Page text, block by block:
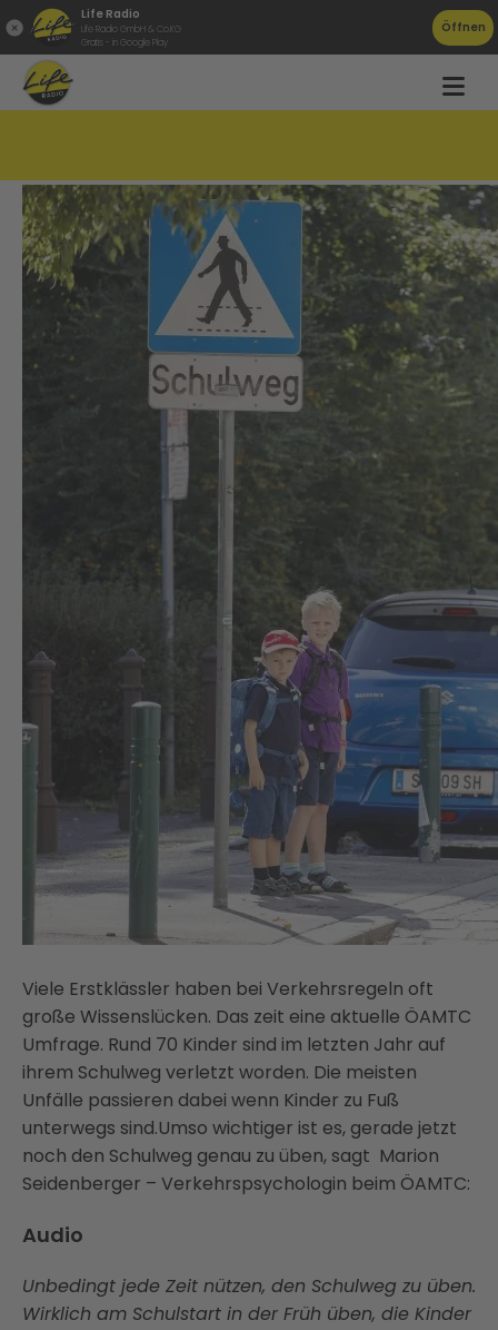
Life Radio
Life Radio GmbH & Co.KG
Gratis - in Google Play
Öffnen
Viele Erstklässler haben bei Verkehrsregeln oft
große Wissenslücken. Das zeit eine aktuelle ÖAMTC
Umfrage. Rund 70 Kinder sind im letzten Jahr auf
ihrem Schulweg verletzt worden. Die meisten
Unfälle passieren dabei wenn Kinder zu Fuß
unterwegs sind.Umso wichtiger ist es, gerade jetzt
noch den Schulweg genau zu üben, sagt Marion
Seidenberger – Verkehrspsychologin beim ÖAMTC:
Audio
Unbedingt jede Zeit nützen, den Schulweg zu üben.
Wirklich am Schulstart in der Früh üben, die Kinder